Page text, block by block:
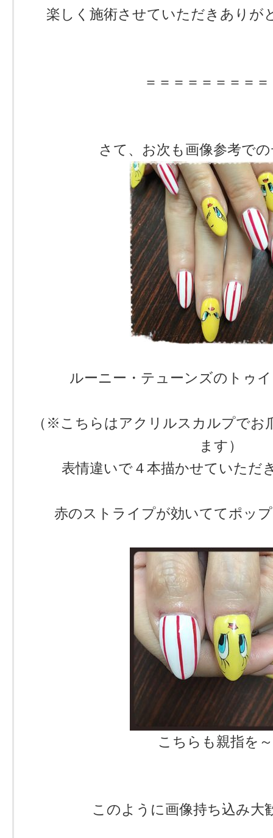
楽しく施術させていただきありが
＝＝＝＝＝＝＝＝
さて、お次も画像参考で
ルーニー・テューンズのトゥ
（※こちらはアクリルスカルプでお
ます）
表情違いで４本描かせていただ
赤のストライプが効いててポッ
こちらも親指を
このように画像持ち込み大